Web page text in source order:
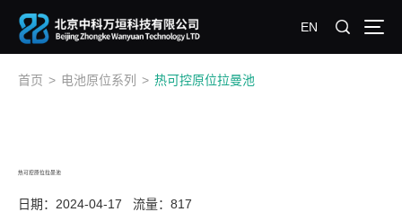
EN
首页 > 电池原位系列 > 热可控原位拉曼池
热可控原位拉曼池
日期：2024-04-17 流量：817